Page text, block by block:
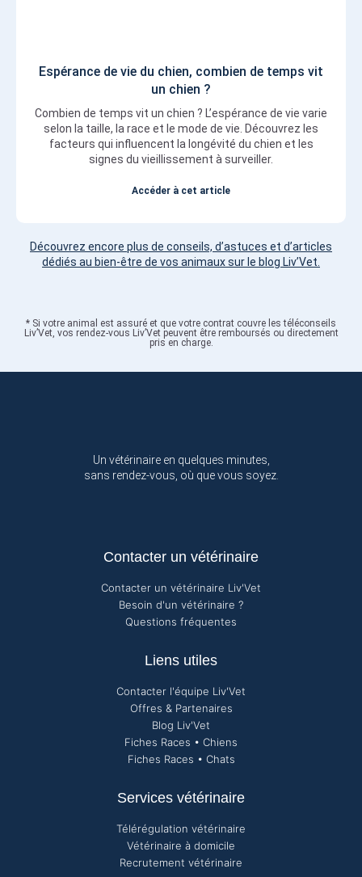
Espérance de vie du chien, combien de temps vit
un chien ?
Combien de temps vit un chien ? L’espérance de vie varie
selon la taille, la race et le mode de vie. Découvrez les
facteurs qui influencent la longévité du chien et les
signes du vieillissement à surveiller.
Accéder à cet article
Découvrez encore plus de conseils, d’astuces et d’articles
dédiés au bien-être de vos animaux sur le blog Liv’Vet.
* Si votre animal est assuré et que votre contrat couvre les téléconseils
Liv’Vet, vos rendez-vous Liv’Vet peuvent être remboursés ou directement
pris en charge.
Un vétérinaire en quelques minutes,
sans rendez-vous, où que vous soyez.
Contacter un vétérinaire
Contacter un vétérinaire Liv'Vet
Besoin d'un vétérinaire ?
Questions fréquentes
Liens utiles
Contacter l'équipe Liv'Vet
Offres & Partenaires
Blog Liv'Vet
Fiches Races • Chiens
Fiches Races • Chats
Services vétérinaire
Télérégulation vétérinaire
Vétérinaire à domicile
Recrutement vétérinaire